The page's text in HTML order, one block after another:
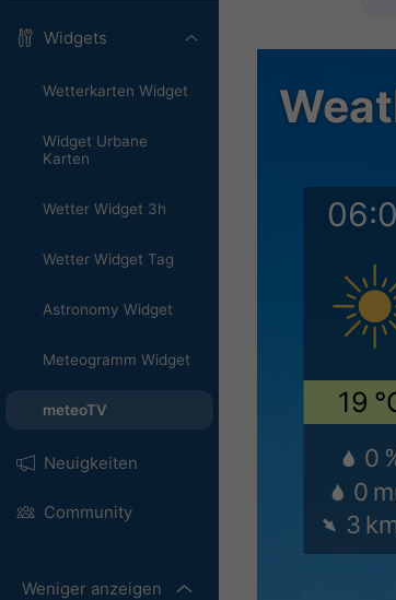
Widgets
Wetterkarten Widget
Widget Urbane
Karten
Wetter Widget 3h
Wetter Widget Tag
Astronomy Widget
Meteogramm Widget
meteoTV
Neuigkeiten
Community
Weniger anzeigen